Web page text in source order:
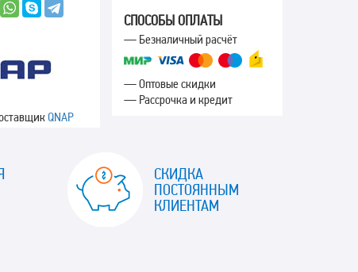
QNAP
СПОСОБЫ ОПЛАТЫ
— Безналичный расчёт
— Оптовые скидки
— Рассрочка и кредит
СКИДКА
ПОСТОЯННЫМ
КЛИЕНТАМ